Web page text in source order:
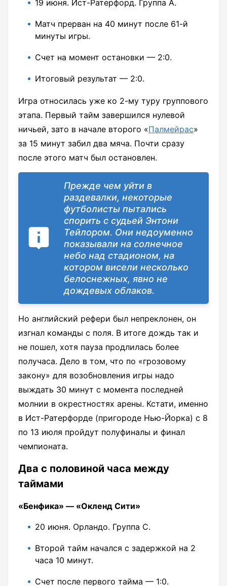
19 июня. Ист-Ратерфорд. Группа А.
Матч прерван на 40 минут после 61-й
минуты игры.
Счет на момент остановки — 2:0.
Итоговый результат — 2:0.
Игра относилась уже ко 2-му туру группового
этапа. Первый тайм завершился нулевой
ничьей, зато в начале второго «Палмейрас»
за 15 минут забил два мяча. Почти сразу
после этого матч был остановлен.
Прежде чем уйти в
раздевалки, некоторые
футболисты пытались
спорить с судьей Энтони
Тейлором. Они недоуменно
показывали на солнечное
небо над стадионом, на
котором висели несколько
белоснежных, явно не
дождевых облаков.
Но английский рефери был непреклонен, он
изгнал команды с поля. В итоге дождь так и
не пошел, хотя пауза продлилась более
получаса. Дело в том, что по «грозовому
закону» для возобновления игры надо
выждать 30 минут с момента последней
молнии в окрестностях арены. Кстати, именно
в Ист-Ратерфорде (пригороде Нью-Йорка) с 8
по 13 июля пройдут полуфиналы и финал
чемпионата.
Два с половиной часа между
таймами
«Бенфика» — «Окленд Сити»
20 июня. Орландо. Группа С.
Второй тайм начался с задержкой на 2
часа 10 минут.
Счет после первого тайма — 1:0.